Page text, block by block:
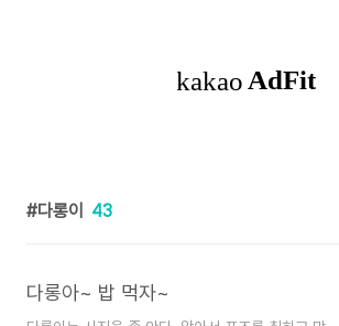
다롱이 43
다롱아~ 밥 먹자~